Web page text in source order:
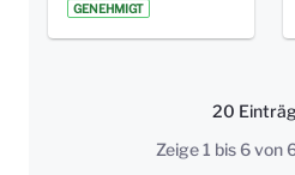
GENEHMIGT
20
Pro
Zeige 1 bis 6 von